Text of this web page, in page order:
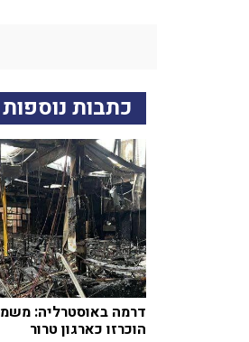
כתבות
דרמה באוסטרליה:
הוכרזו כארגון טרור